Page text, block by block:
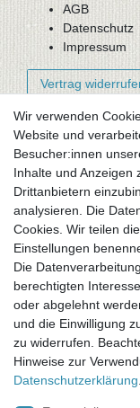
AGB
Datenschutz
Impressum
Vertrag
Newsletter-
FAQ / Fragen
Mein
Mein
Mein Konto
UNSER
Gottlieb-Daimler-
33334 Gütersloh
Montag - Dienstag:
Donnerstag: 8.00 -
Wir verwenden
Website und
Besucher:innen
Inhalte und Anzeigen
Drittanbietern
analysieren. Die
Cookies. Wir teilen
Einstellungen
Die
berechtigten
oder abgelehnt
und die Einwilligung
zu widerrufen.
Hinweise zur
Daten­schutz­erklärung